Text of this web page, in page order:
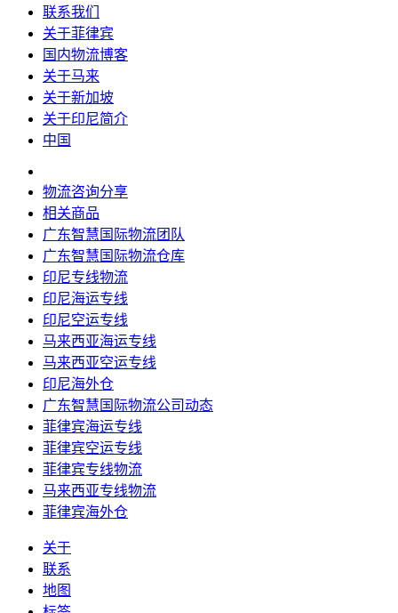
联系我们
关于菲律宾
国内物流博客
关于马来
关于新加坡
关于印尼简介
中国
物流咨询分享
相关商品
广东智慧国际物流团队
广东智慧国际物流仓库
印尼专线物流
印尼海运专线
印尼空运专线
马来西亚海运专线
马来西亚空运专线
印尼海外仓
广东智慧国际物流公司动态
菲律宾海运专线
菲律宾空运专线
菲律宾专线物流
马来西亚专线物流
菲律宾海外仓
关于
联系
地图